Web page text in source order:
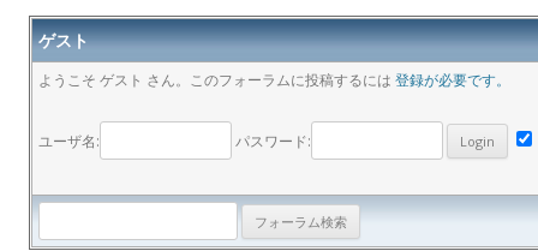
ゲスト
ようこそ ゲスト さん。このフォーラムに投稿するには 登録が必要です。
ユーザ名: パスワード: